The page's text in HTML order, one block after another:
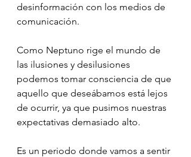
desinformación con los medios de
comunicación.
Como Neptuno rige el mundo de
las ilusiones y desilusiones
podemos tomar consciencia de que
aquello que deseábamos está lejos
de ocurrir, ya que pusimos nuestras
expectativas demasiado alto.
Es un periodo donde vamos a sentir